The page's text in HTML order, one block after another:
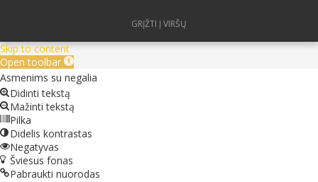
GRĮŽTI Į VIRŠŲ
Skip to content
Open toolbar
Asmenims su negalia
Didinti tekstą
Mažinti tekstą
Pilka
Didelis kontrastas
Negatyvas
Šviesus fonas
Pabraukti nuorodas